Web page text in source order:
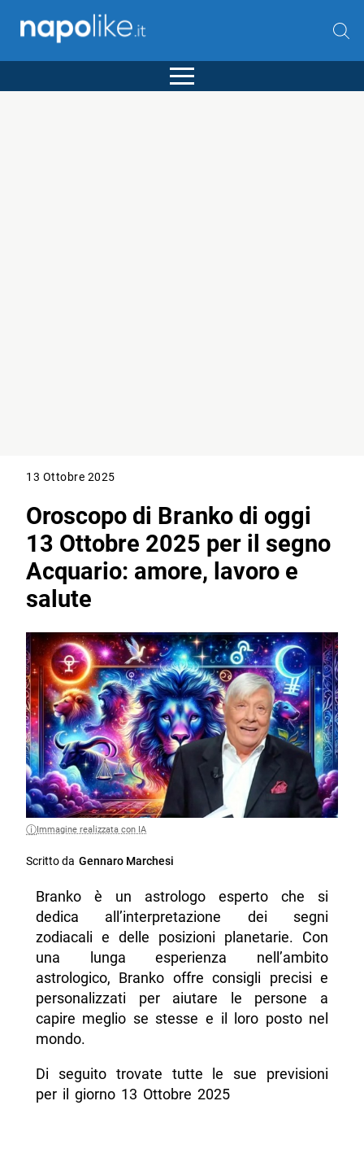
13 Ottobre 2025
Oroscopo di Branko di oggi
13 Ottobre 2025 per il segno
Acquario: amore, lavoro e
salute
Immagine realizzata con IA
Scritto da Gennaro Marchesi
Branko è un astrologo esperto che si
dedica all’interpretazione dei segni
zodiacali e delle posizioni planetarie. Con
una lunga esperienza nell’ambito
astrologico, Branko offre consigli precisi e
personalizzati per aiutare le persone a
capire meglio se stesse e il loro posto nel
mondo.
Di seguito trovate tutte le sue previsioni
per il giorno 13 Ottobre 2025